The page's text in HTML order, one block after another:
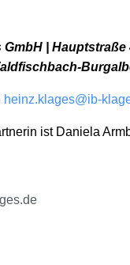
GmbH | Hauptstraße
heinz.klages@ib-
ist Daniela